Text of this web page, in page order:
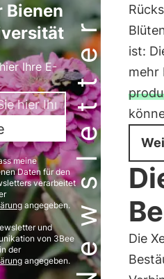
Newsletter
Bienen
Ihre E-
meine
Daten für den
verarbeitet
angegeben.
und
von 3Bee
der
angegeben.
ist:
mehr
Die